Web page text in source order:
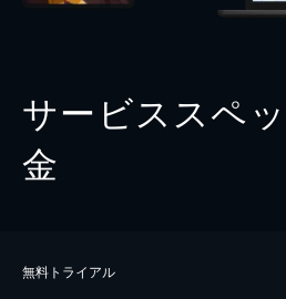
サービススペ
金
無料トライアル